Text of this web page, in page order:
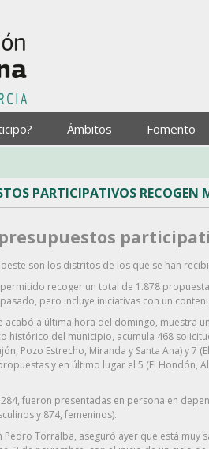
Ámbitos Fomento
PARTICIPATIVOS RECOGEN
oeste son los distritos de los que se han
recoger un total de 1.878
pero incluye iniciativas con un
acabó a última hora del domingo, muestra
histórico del municipio, acumula 468
Pozo Estrecho, Miranda y Santa Ana) y 7
propuestas y en último lugar el 5 (El
fueron presentadas en persona en
y 874, femeninos).
Pedro Torralba, aseguró ayer que está